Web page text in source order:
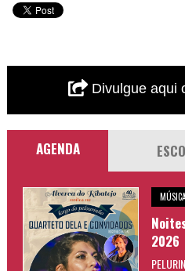
Divulgue aqui
AGENDA
MÚSICA
2026